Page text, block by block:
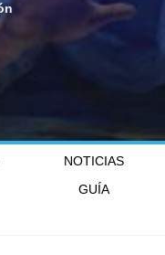
NOTICIAS
GUÍA